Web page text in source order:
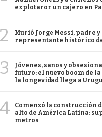
explotaron un cajero en
2
Murió Jorge Messi, padre y
representante histórico
3
Jóvenes, sanos y
futuro: el nuevo boom de
la longevidad llega a
4
Comenzó la construcción
alto de América Latina:
metros